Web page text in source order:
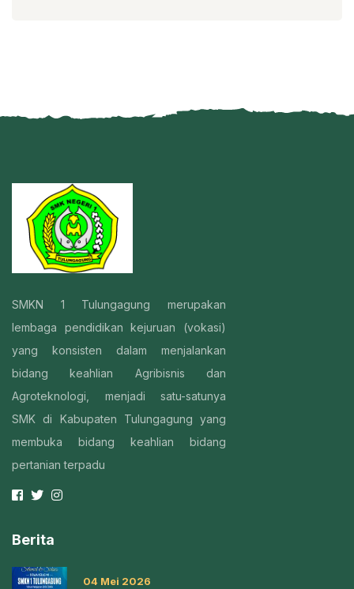
SMKN 1 Tulungagung merupakan
lembaga pendidikan kejuruan (vokasi)
yang konsisten dalam menjalankan
bidang keahlian Agribisnis dan
Agroteknologi, menjadi satu-satunya
SMK di Kabupaten Tulungagung yang
membuka bidang keahlian bidang
pertanian terpadu
Berita
04 Mei 2026